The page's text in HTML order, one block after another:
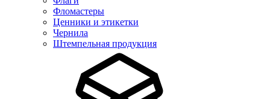
Фломастеры
Ценники и этикетки
Чернила
Штемпельная продукция